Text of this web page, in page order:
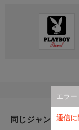
エラー
通信
同じジャンルのお